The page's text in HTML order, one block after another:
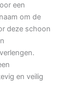
een
om de
deze schoon
en veilig